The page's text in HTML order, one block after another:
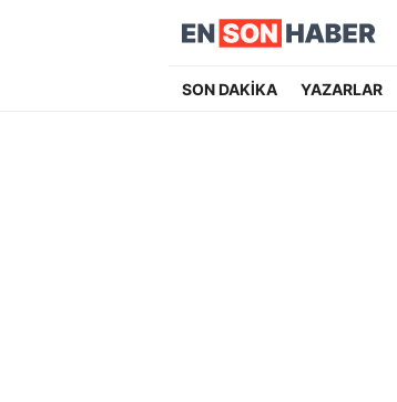
SON DAKİKA YAZARLAR